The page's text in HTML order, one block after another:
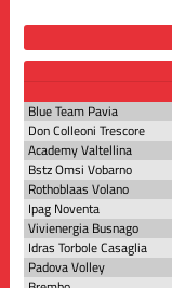
Blue Team Pavia
Don Colleoni Trescore
Academy Valtellina
Bstz Omsi Vobarno
Rothoblaas Volano
Ipag Noventa
Vivienergia Busnago
Idras Torbole Casaglia
Padova Volley